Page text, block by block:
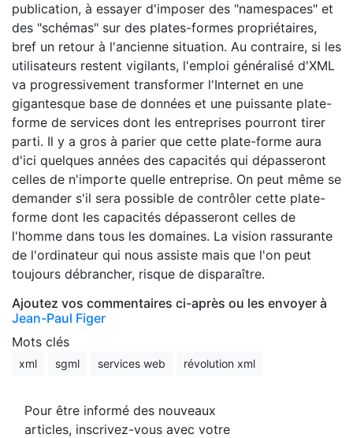
publication, à essayer d'imposer des "namespaces" et
des "schémas" sur des plates-formes propriétaires,
bref un retour à l'ancienne situation. Au contraire, si les
utilisateurs restent vigilants, l'emploi généralisé d'XML
va progressivement transformer l'Internet en une
gigantesque base de données et une puissante plate-
forme de services dont les entreprises pourront tirer
parti. Il y a gros à parier que cette plate-forme aura
d'ici quelques années des capacités qui dépasseront
celles de n'importe quelle entreprise. On peut même se
demander s'il sera possible de contrôler cette plate-
forme dont les capacités dépasseront celles de
l'homme dans tous les domaines. La vision rassurante
de l'ordinateur qui nous assiste mais que l'on peut
toujours débrancher, risque de disparaître.
Ajoutez vos commentaires ci-après ou les envoyer à
Jean-Paul Figer
Mots clés
xml sgml services web révolution xml
Pour être informé des nouveaux
articles, inscrivez-vous avec votre